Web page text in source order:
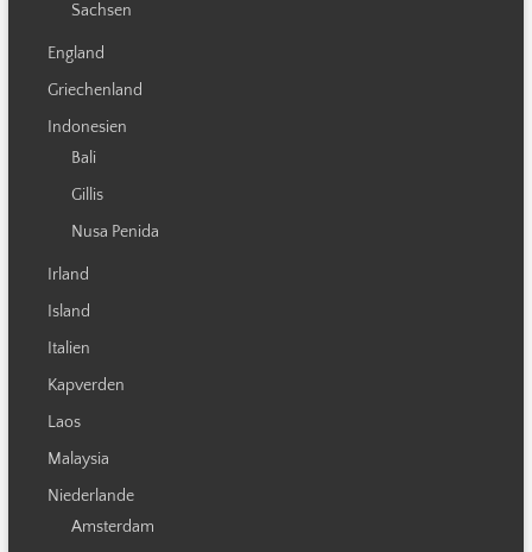
Sachsen
England
Griechenland
Indonesien
Bali
Gillis
Nusa Penida
Irland
Island
Italien
Kapverden
Laos
Malaysia
Niederlande
Amsterdam